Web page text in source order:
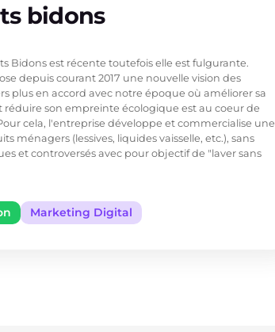
bidons
Bidons est récente toutefois elle est fulgurante.
depuis courant 2017 une nouvelle vision des
plus en accord avec notre époque où améliorer sa
son empreinte écologique est au coeur de
cela, l'entreprise développe et commercialise une
ménagers (lessives, liquides vaisselle, etc.), sans
et controversés avec pour objectif de "laver sans
Marketing Digital